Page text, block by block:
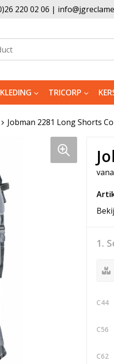
220 02 06 |
TRICORP
Jobman 2281 Long Shorts
1.
C44
C56
C62